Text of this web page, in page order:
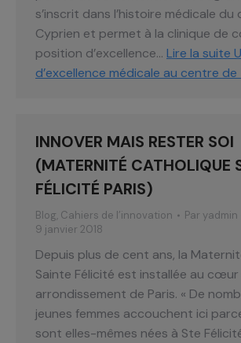
s’inscrit dans l’histoire médicale
Cyprien et permet à la clinique de
position d’excellence… Lire la suite
d’excellence médicale au centre de
INNOVER MAIS RESTER SOI
(MATERNITÉ CATHOLIQUE
FÉLICITÉ PARIS)
Blog, Cahiers de l’innovation Par yadmin
9 janvier 2018
Depuis plus de cent ans, la
Sainte Félicité est installée au cœur
arrondissement de Paris. « De
jeunes femmes accouchent ici
sont elles-mêmes nées à Ste